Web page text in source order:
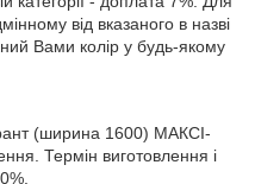
від вказаного в назві
Вами колір у будь-якому
(ширина 1600) МАКСІ-
Термін виготовлення і